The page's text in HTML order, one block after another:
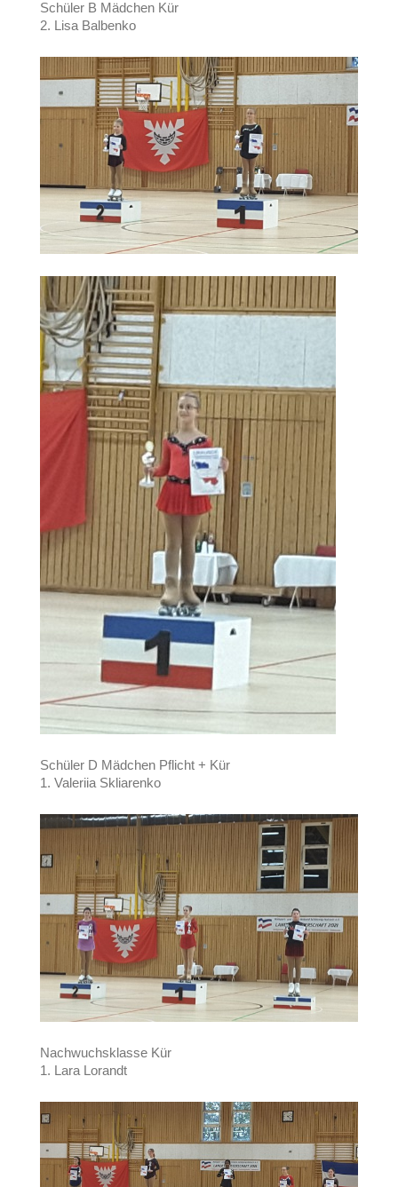
Schüler B Mädchen Kür
2. Lisa Balbenko
Schüler D Mädchen Pflicht + Kür
1. Valeriia Skliarenko
Nachwuchsklasse Kür
1. Lara Lorandt